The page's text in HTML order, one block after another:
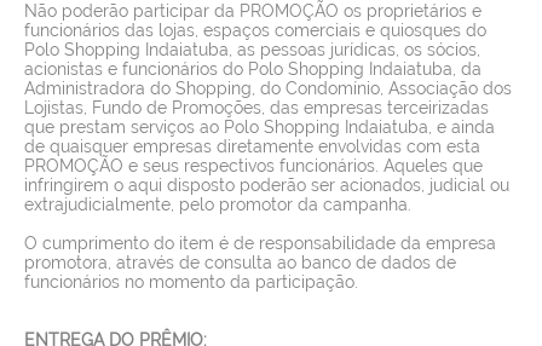
Não poderão participar da PROMOÇÃO os proprietários e
funcionários das lojas, espaços comerciais e quiosques do
Polo Shopping Indaiatuba, as pessoas jurídicas, os sócios,
acionistas e funcionários do Polo Shopping Indaiatuba, da
Administradora do Shopping, do Condomínio, Associação dos
Lojistas, Fundo de Promoções, das empresas terceirizadas
que prestam serviços ao Polo Shopping Indaiatuba, e ainda
de quaisquer empresas diretamente envolvidas com esta
PROMOÇÃO e seus respectivos funcionários. Aqueles que
infringirem o aqui disposto poderão ser acionados, judicial ou
extrajudicialmente, pelo promotor da campanha.
O cumprimento do item é de responsabilidade da empresa
promotora, através de consulta ao banco de dados de
funcionários no momento da participação.
ENTREGA DO PRÊMIO: